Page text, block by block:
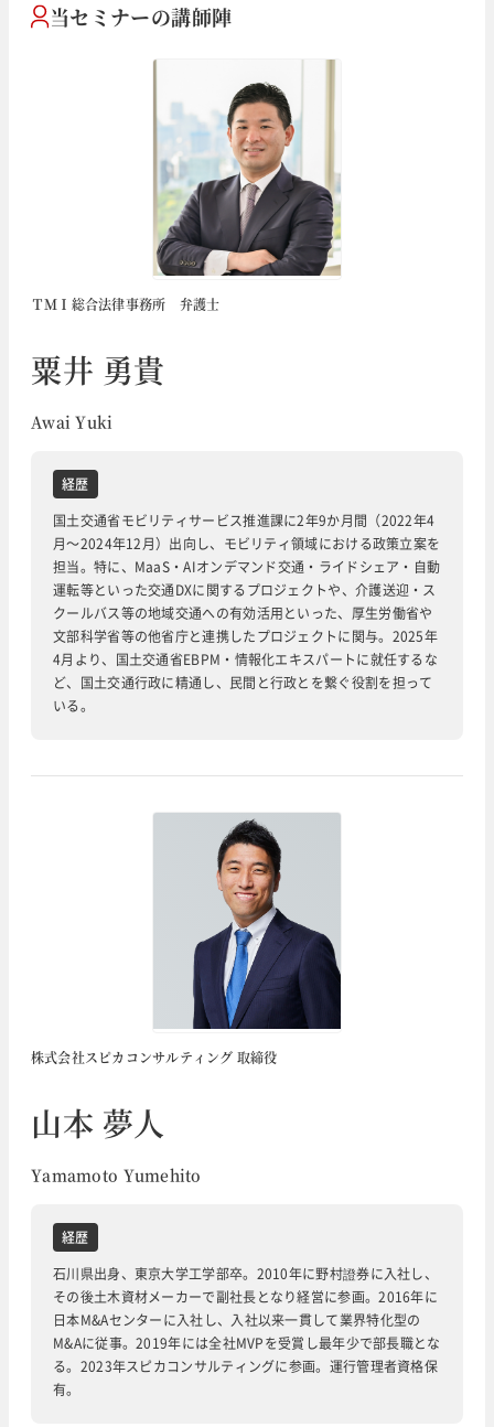
当セミナーの講師陣
ＴＭＩ総合法律事務所 弁護士
粟井 勇貴
Awai Yuki
経歴
国土交通省モビリティサービス推進課に2年9か月間（2022年4
月～2024年12月）出向し、モビリティ領域における政策立案を
担当。特に、MaaS・AIオンデマンド交通・ライドシェア・自動
運転等といった交通DXに関するプロジェクトや、介護送迎・ス
クールバス等の地域交通への有効活用といった、厚生労働省や
文部科学省等の他省庁と連携したプロジェクトに関与。2025年
4月より、国土交通省EBPM・情報化エキスパートに就任するな
ど、国土交通行政に精通し、民間と行政とを繋ぐ役割を担って
いる。
株式会社スピカコンサルティング 取締役
山本 夢人
Yamamoto Yumehito
経歴
石川県出身、東京大学工学部卒。2010年に野村證券に入社し、
その後土木資材メーカーで副社長となり経営に参画。2016年に
日本M&Aセンターに入社し、入社以来一貫して業界特化型の
M&Aに従事。2019年には全社MVPを受賞し最年少で部長職とな
る。2023年スピカコンサルティングに参画。運行管理者資格保
有。